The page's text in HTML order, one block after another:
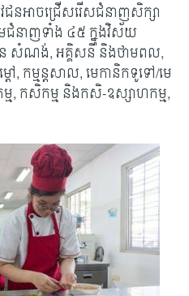
ជនអាចជ្រើសរើសជំនាញសិក្សា
ជំនាញទាំង ៤៥ ក្នុងវិស័យ
ន សំណង់, អគ្គិសនី និងថាមពល,
ៅ, កម្មន្តសាល, មេកានិកទូទៅ/មេ
ម, កសិកម្ម និងកសិ-ឧស្សាហកម្ម,